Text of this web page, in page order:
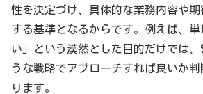
性を決定づけ、具体的な業務内容や
する基準となるからです。例えば、
い」という漠然とした目的だけでは
うな戦略でアプローチすれば良いか
ります。